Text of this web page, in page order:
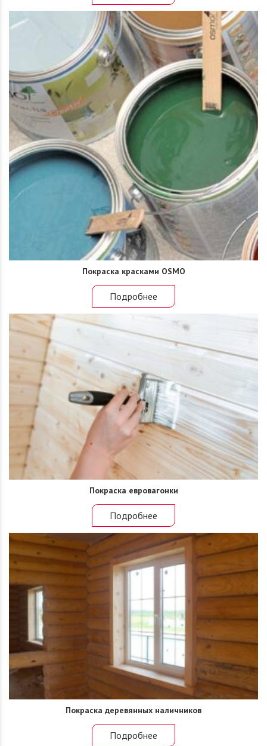
Покраска красками OSMO
Подробнее
Покраска евровагонки
Подробнее
Покраска деревянных наличников
Подробнее